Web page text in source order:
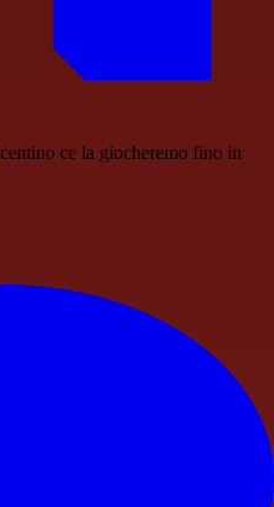
ce la giocheremo fino in